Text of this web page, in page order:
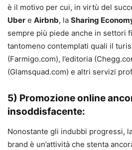
è il motivo per cui, in virtù del
Uber e Airbnb, la Sharing
sempre più piede anche in settori
tantomeno contemplati quali il
(Farmigo.com), l’editoria
(Glamsquad.com) e altri servizi
5) Promozione online
insoddisfacente:
Nonostante gli indubbi progressi,
brand è un’attività che stenta